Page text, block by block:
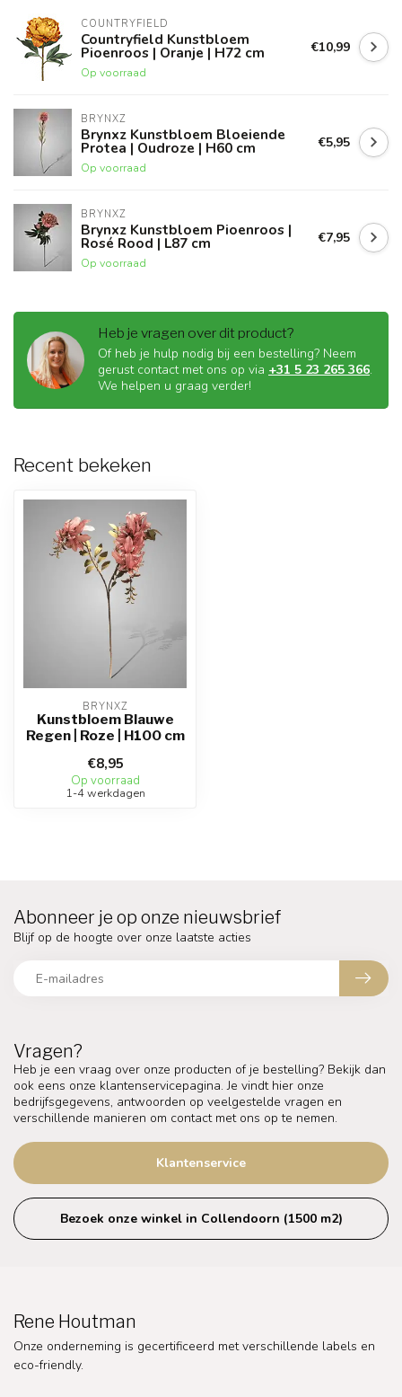
COUNTRYFIELD
Countryfield Kunstbloem
Pioenroos | Oranje | H72 cm
Op voorraad
€10,99
BRYNXZ
Brynxz Kunstbloem Bloeiende
Protea | Oudroze | H60 cm
Op voorraad
€5,95
BRYNXZ
Brynxz Kunstbloem Pioenroos |
Rosé Rood | L87 cm
Op voorraad
€7,95
Heb je vragen over dit product?
Of heb je hulp nodig bij een bestelling? Neem
gerust contact met ons op via +31 5 23 265 366.
We helpen u graag verder!
Recent bekeken
BRYNXZ
Kunstbloem Blauwe
Regen | Roze | H100 cm
€8,95
Op voorraad
1-4 werkdagen
Vragen?
Heb je een vraag over onze producten of je bestelling? Bekijk dan
ook eens onze klantenservicepagina. Je vindt hier onze
bedrijfsgegevens, antwoorden op veelgestelde vragen en
verschillende manieren om contact met ons op te nemen.
Klantenservice
Bezoek onze winkel in Collendoorn (1500 m2)
Abonneer je op onze nieuwsbrief
Blijf op de hoogte over onze laatste acties
Rene Houtman
Onze onderneming is gecertificeerd met verschillende labels en
eco-friendly.